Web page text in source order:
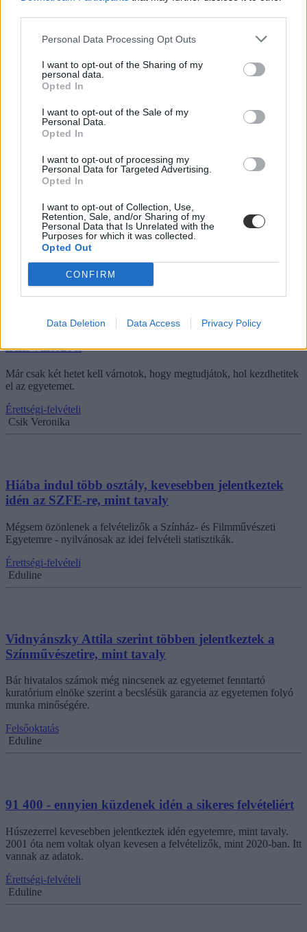
Personal Data Processing Opt Outs
I want to opt-out of the Sharing of my
personal data.
Opted In
I want to opt-out of the Sale of my
Personal Data.
Opted In
I want to opt-out of processing my
Personal Data for Targeted Advertising.
Opted In
I want to opt-out of Collection, Use,
Retention, Sale, and/or Sharing of my
Personal Data that Is Unrelated with the
Purposes for which it was collected.
Opted Out
CONFIRM
Data Deletion Data Access Privacy Policy
A tavalyi mélypont után kezd magához térni a
felsőoktatás, de lassan tíz éve stagnál a felvételizők
Ma este nyolckor kiderül, hányan kezdik majd meg szeptemberben
az egyetemet, főiskolát. Idén többen felvételiztek a felsőoktatásba,
mint egy évvel korábban, de valójában lassan tíz éve 100-110 ezer
körül stagnál a jelentkezők száma .
Érettségi-felvételi
Csik Veronika
Minisztérium: idén 10 százalékkal többen
felvételiztek, mint tavaly, a ponthatárhúzás napja
nem változott
Már csak két hetet kell várnotok, hogy megtudjátok, hol kezdhetitek
el az egyetemet.
Érettségi-felvételi
Csik Veronika
Hiába indul több osztály, kevesebben jelentkeztek
idén az SZFE-re, mint tavaly
Mégsem özönlenek a felvételizők a Színház- és Filmművészeti
Egyetemre - nyilvánosak az idei felvételi statisztikák.
Érettségi-felvételi
Eduline
Vidnyánszky Attila szerint többen jelentkeztek a
Színművészetire, mint tavaly
Bár hivatalos számok még nincsenek az egyetemet fenntartó
kuratórium elnöke szerint a becslésük garancia az egyetemen folyó
munka minőségére.
Felsőoktatás
Eduline
91 400 - ennyien küzdenek idén a sikeres felvételiért
Húszezerrel kevesebben jelentkeztek idén egyetemre, mint tavaly.
2001 óta nem voltak olyan kevesen a felvételizők, mint 2020-ban. Itt
vannak az adatok.
Érettségi-felvételi
Eduline